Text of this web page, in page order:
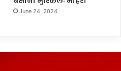
June 24, 2024